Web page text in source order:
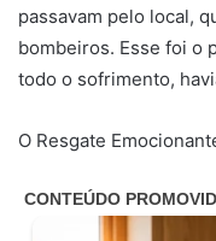
passavam pelo local,
bombeiros. Esse foi o
todo o sofrimento,
O Resgate